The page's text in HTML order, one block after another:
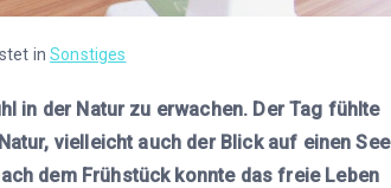
inSonstiges
in der Natur zu erwachen. Der Tag fühlte
vielleicht auch der Blick auf einen See
dem Frühstück konnte das freie Leben